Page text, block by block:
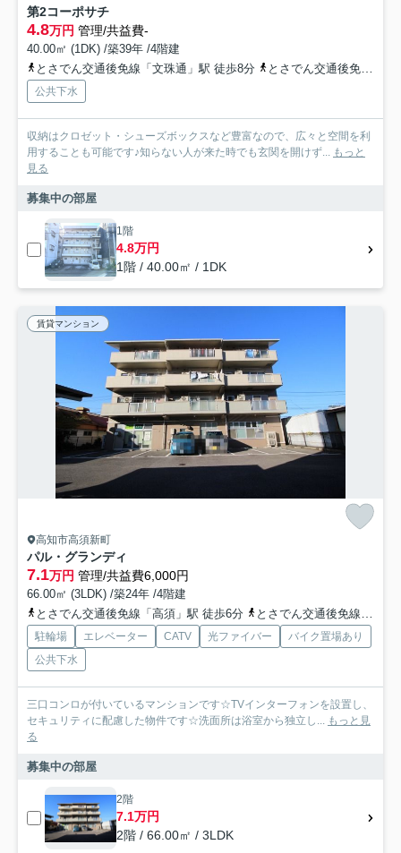
第2コーポサチ
4.8万円 管理/共益費-
40.00㎡ (1DK) /築39年 /4階建
とさでん交通後免線「文珠通」駅 徒歩8分
とさでん交通後免線「高須」駅 徒歩9分
公共下水
収納はクロゼット・シューズボックスなど豊富なので、広々と空間を利
用することも可能です♪知らない人が来た時でも玄関を開けず... もっと
見る
募集中の部屋
1階
4.8万円
1階 / 40.00㎡ / 1DK
賃貸マンション
高知市高須新町
パル・グランディ
7.1万円 管理/共益費6,000円
66.00㎡ (3LDK) /築24年 /4階建
とさでん交通後免線「高須」駅 徒歩6分
とさでん交通後免線「県立美術館通」駅 徒歩7分
駐輪場 エレベーター CATV 光ファイバー
バイク置場あり
公共下水
三口コンロが付いているマンションです☆TVインターフォンを設置し、
セキュリティに配慮した物件です☆洗面所は浴室から独立し... もっと見
る
募集中の部屋
2階
7.1万円
2階 / 66.00㎡ / 3LDK